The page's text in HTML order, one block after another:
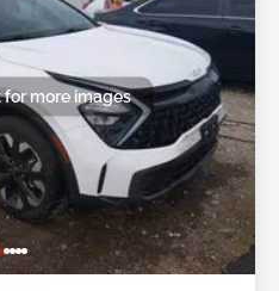
more images